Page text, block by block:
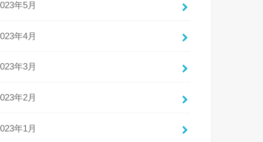
年5月
年4月
年3月
年2月
年1月